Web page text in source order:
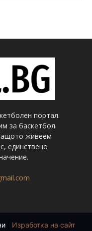
портал.
за баскетбол.
живеем
единствено
Изработка на сайт